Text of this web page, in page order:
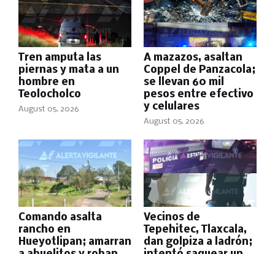
Tren amputa las
piernas y mata a un
hombre en
Teolocholco
August 05, 2026
A mazazos, asaltan
Coppel de Panzacola;
se llevan 60 mil
pesos entre efectivo
y celulares
August 05, 2026
Comando asalta
rancho en
Hueyotlipan; amarran
Vecinos de
Tepehitec, Tlaxcala,
dan golpiza a ladrón;